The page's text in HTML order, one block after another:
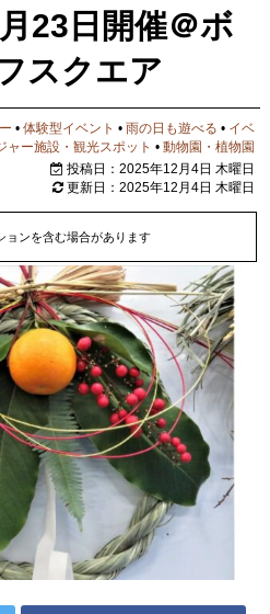
23日開催＠ボ
スクエア
•体験型イベント •雨の日も遊べる • イベ
ャー施設・観光スポット •動物園・植物園
投稿日：2025年12月4日 木曜日
更新日：2025年12月4日 木曜日
ョンを含む場合があります